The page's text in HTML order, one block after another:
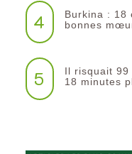
4
Burkina : 18
bonnes
5
Il risquait 99
18 minutes